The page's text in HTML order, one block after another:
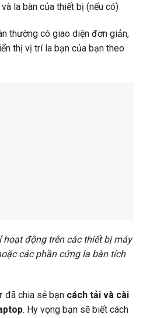
la bàn của thiết bị (nếu có)
thường có giao diện đơn giản,
thị vị trí la bạn của bạn theo
động trên các thiết bị máy
các phần cứng la bàn tích
đã chia sẻ bạn cách tải và cài
. Hy vọng bạn sẽ biết cách